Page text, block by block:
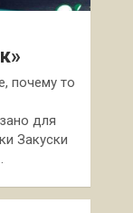
почему то
для
Закуски